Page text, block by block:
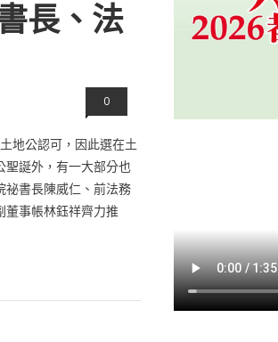
長、法
0
地公認可，因此選在土
聖誕外，有一大部分也
祕書長陳威仁、前法務
董事帳林鈺祥齊力推